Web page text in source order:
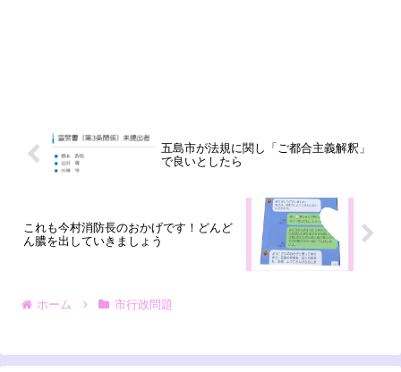
五島市が法規に関し「ご都合主義解釈」
で良いとしたら
これも今村消防長のおかげです！どんど
ん膿を出していきましょう
ホーム 市行政問題